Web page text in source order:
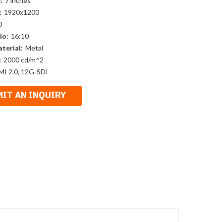
1920x1200
16:10
Metal
2000 cd/m^2
2.0, 12G-SDI